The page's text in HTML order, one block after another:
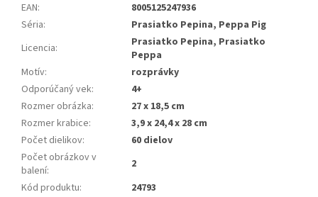
EAN:
8005125247936
Séria:
Prasiatko Pepina, Peppa Pig
Licencia:
Prasiatko Pepina, Prasiatko
Peppa
Motív:
rozprávky
Odporúčaný vek:
4+
Rozmer obrázka:
27 x 18,5 cm
Rozmer krabice:
3,9 x 24,4 x 28 cm
Počet dielikov:
60 dielov
Počet obrázkov v
balení:
2
Kód produktu:
24793